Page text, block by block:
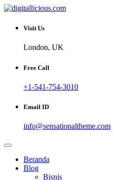
Skip
content
digitallicious.com
Sharing Digital Information
Visit Us
London, UK
Free Call
+1-541-754-3010
Email ID
info@sensationaltheme.com
Beranda
Blog
Bisnis